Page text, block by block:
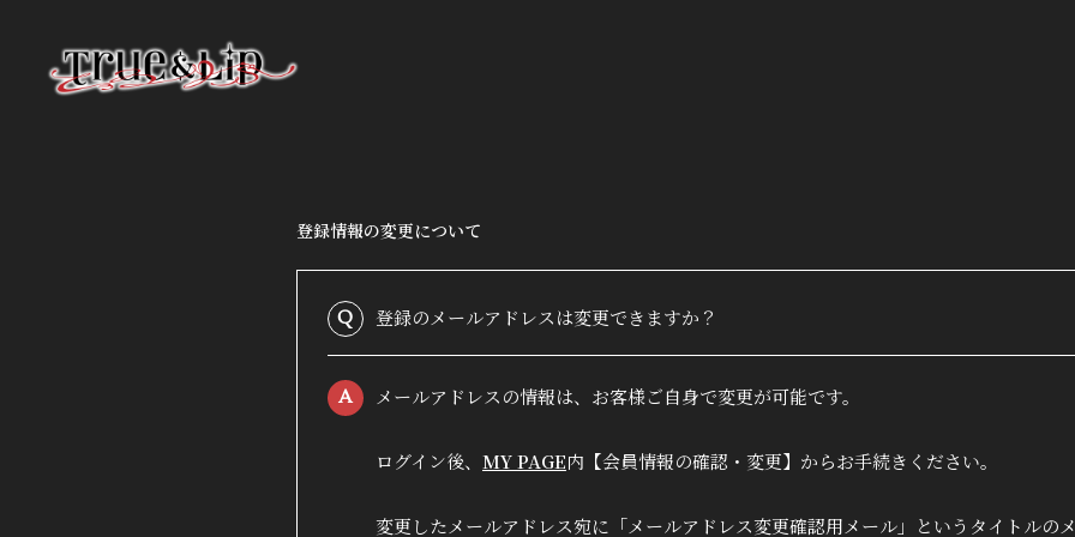
INFORMATION
会員登録
MOVIE
PHOTO
登録情報の変更について
Q 登録のメールアドレスは変更できますか？
A メールアドレスの情報は、お客様ご自身で変更が可能です。
ログイン後、 MY PAGE内【会員情報の確認・変更】からお手続きください。
変更したメールアドレス宛に「メールアドレス変更確認用メール」というタイトルのメ